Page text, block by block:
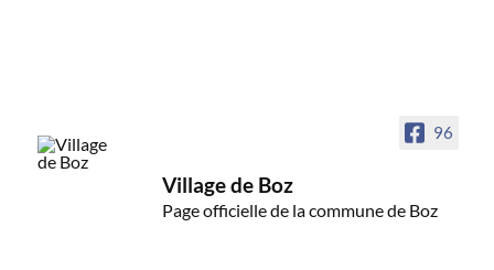
96
Village de Boz
Page officielle de la commune de Boz